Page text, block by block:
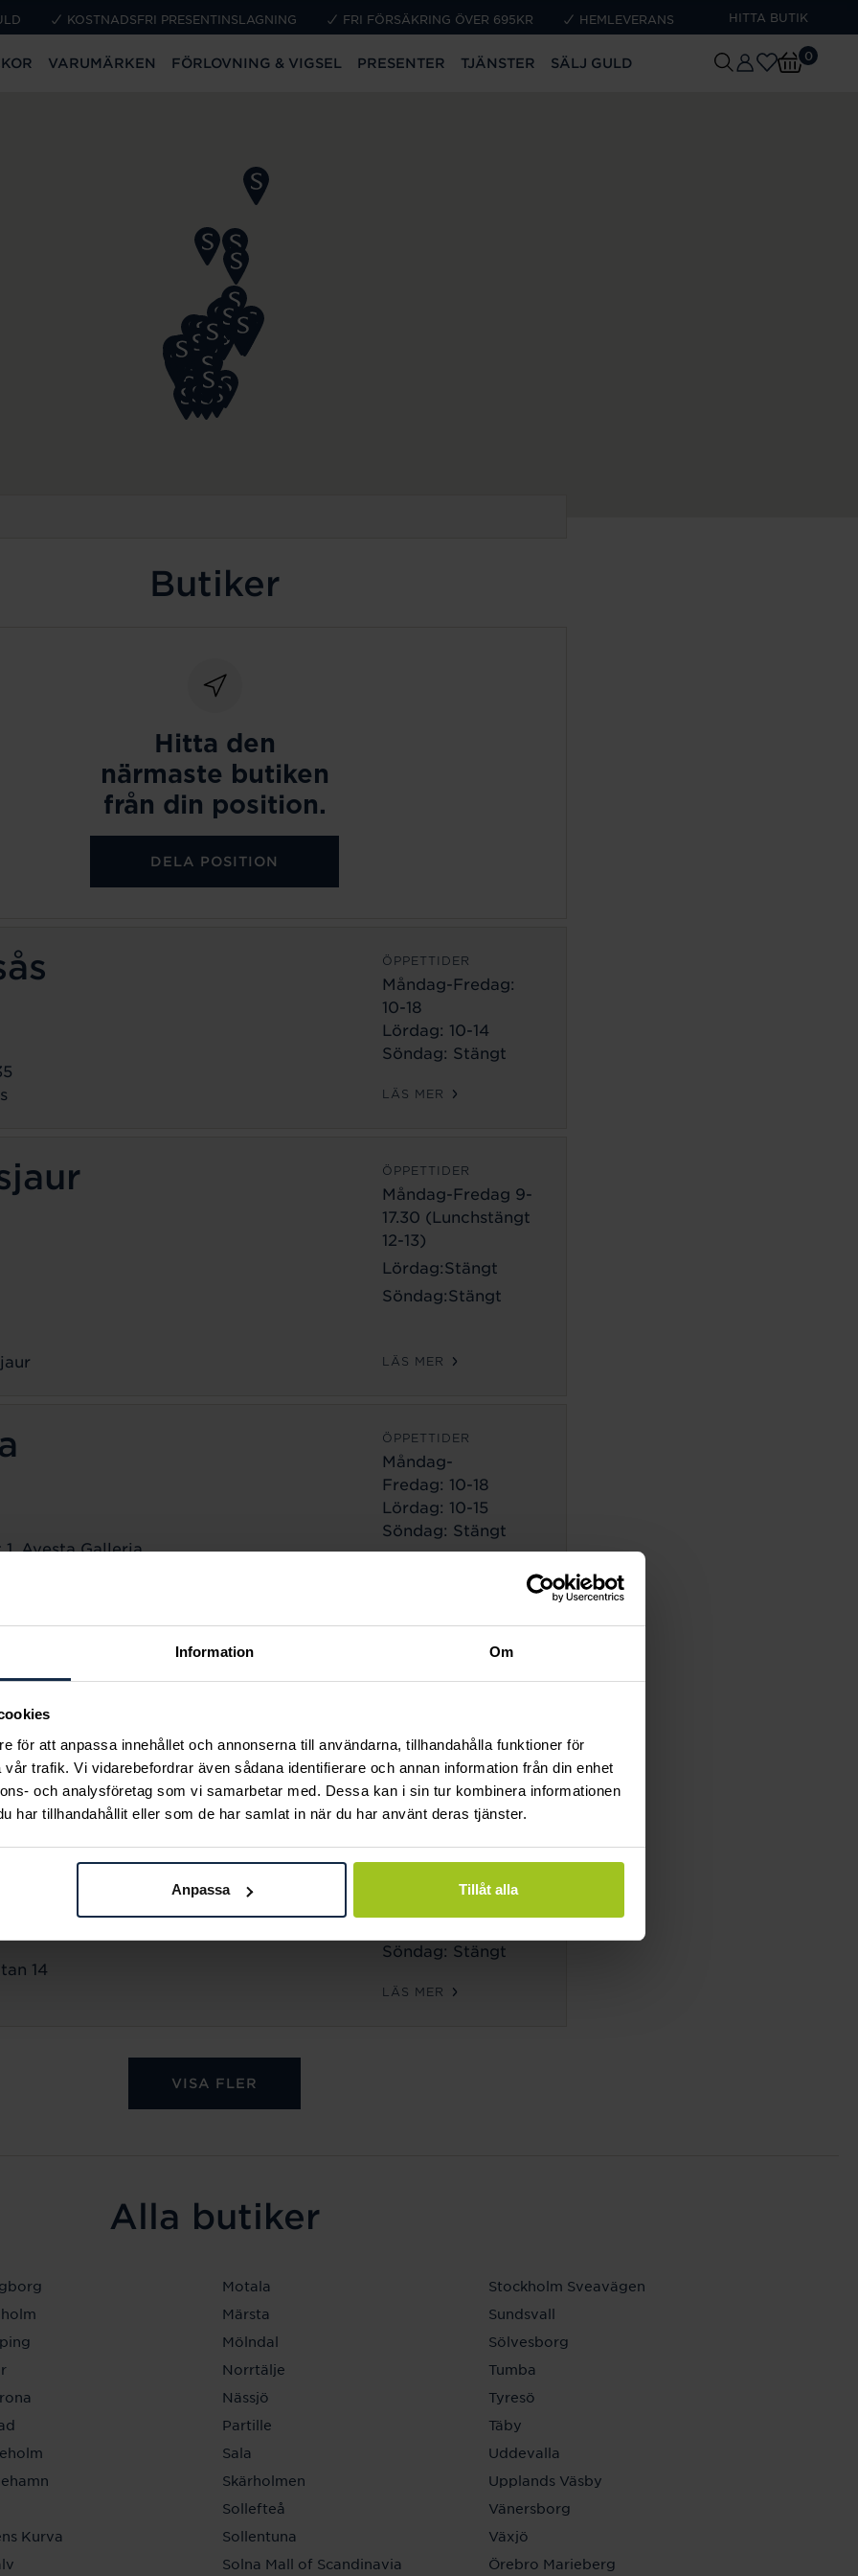
Information Om
för att anpassa innehållet och annonserna till användarna, tillhandahålla funktioner för
trafik. Vi vidarebefordrar även sådana identifierare och annan information från din enhet
och analysföretag som vi samarbetar med. Dessa kan i sin tur kombinera informationen
har tillhandahållit eller som de har samlat in när du har använt deras tjänster.
Anpassa Tillåt alla
KOSTNADSFRI PRESENTINSLAGNING FRI FÖRSÄKRING ÖVER 695KR HEMLEVERANS HITTA BUTIK
VARUMÄRKEN FÖRLOVNING & VIGSEL PRESENTER TJÄNSTER SÄLJ GULD 0
Butiker
Hitta den
närmaste butiken
från din position.
DELA POSITION
ÖPPETTIDER
Måndag-Fredag:
10-18
Lördag: 10-14
Söndag: Stängt
LÄS MER
ÖPPETTIDER
Måndag-Fredag 9-
17.30 (Lunchstängt
12-13)
Lördag:Stängt
Söndag:Stängt
LÄS MER
Avesta Galleria
ÖPPETTIDER
Måndag-
Fredag: 10-18
Lördag: 10-15
Söndag: Stängt
Söndag: Stängt
14
Söndag: Stängt
LÄS MER
VISA FLER
Alla butiker
Kurva
Motala
Märsta
Mölndal
Norrtälje
Nässjö
Partille
Sala
Skärholmen
Sollefteå
Sollentuna
Solna Mall of Scandinavia
Stockholm Sveavägen
Sundsvall
Sölvesborg
Tumba
Tyresö
Täby
Uddevalla
Upplands Väsby
Vänersborg
Växjö
Örebro Marieberg